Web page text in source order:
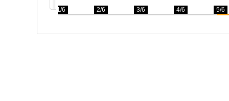
1/6 2/6 3/6 4/6 5/6